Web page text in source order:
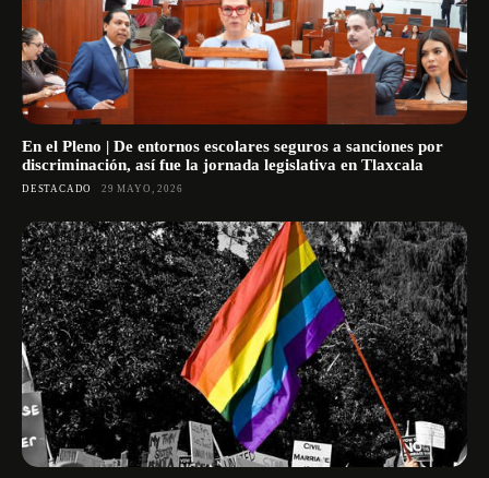
En el Pleno | De entornos escolares seguros a sanciones por
discriminación, así fue la jornada legislativa en Tlaxcala
DESTACADO 29 MAYO, 2026